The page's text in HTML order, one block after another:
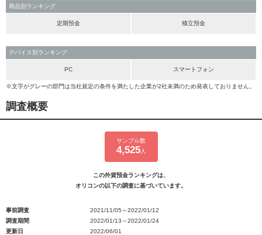
商品別ランキング
定期預金 積立預金
デバイス別ランキング
PC スマートフォン
※文字がグレーの部門は当社規定の条件を満たした企業が2社未満のため発表しておりません。
調査概要
サンプル数
4,525人
この外貨預金ランキングは、
オリコンの以下の調査に基づいています。
事前調査
2021/11/05～2022/01/12
調査期間
2022/01/13～2022/01/24
更新日
2022/06/01